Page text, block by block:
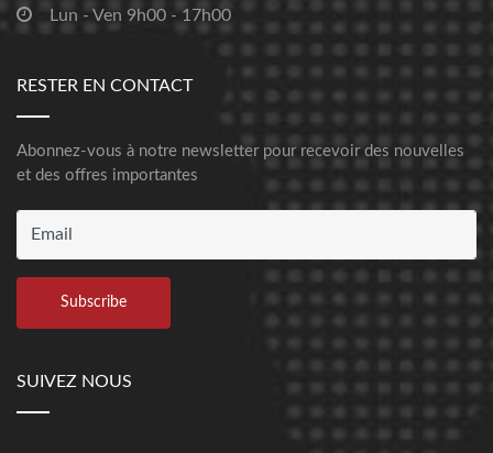
Lun - Ven 9h00 - 17h00
RESTER EN CONTACT
Abonnez-vous à notre newsletter pour recevoir des nouvelles
et des offres importantes
SUIVEZ NOUS